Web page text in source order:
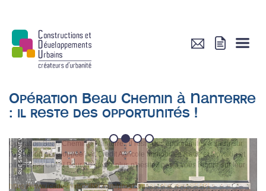
Opération Beau Chemin à Nanterre
: il reste des opportunités !
1 3 4
Opération Beau Chemin à Nanterre : il reste des opportunités à saisir sur
l'opération développée par Crédit Agricole Immobilier, Icade et Novaxia et
pilotée par CDU ! Pour en savoir plus n'hésitez pas à vous rendre sur leur
site :
https://www.icade-immobilier.com/progr.../beau-chemin,p85461